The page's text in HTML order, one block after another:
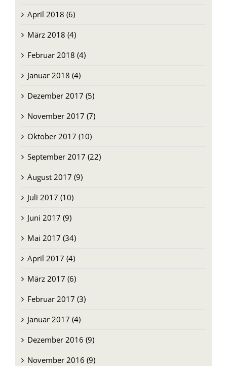
April 2018 (6)
März 2018 (4)
Februar 2018 (4)
Januar 2018 (4)
Dezember 2017 (5)
November 2017 (7)
Oktober 2017 (10)
September 2017 (22)
August 2017 (9)
Juli 2017 (10)
Juni 2017 (9)
Mai 2017 (34)
April 2017 (4)
März 2017 (6)
Februar 2017 (3)
Januar 2017 (4)
Dezember 2016 (9)
November 2016 (9)